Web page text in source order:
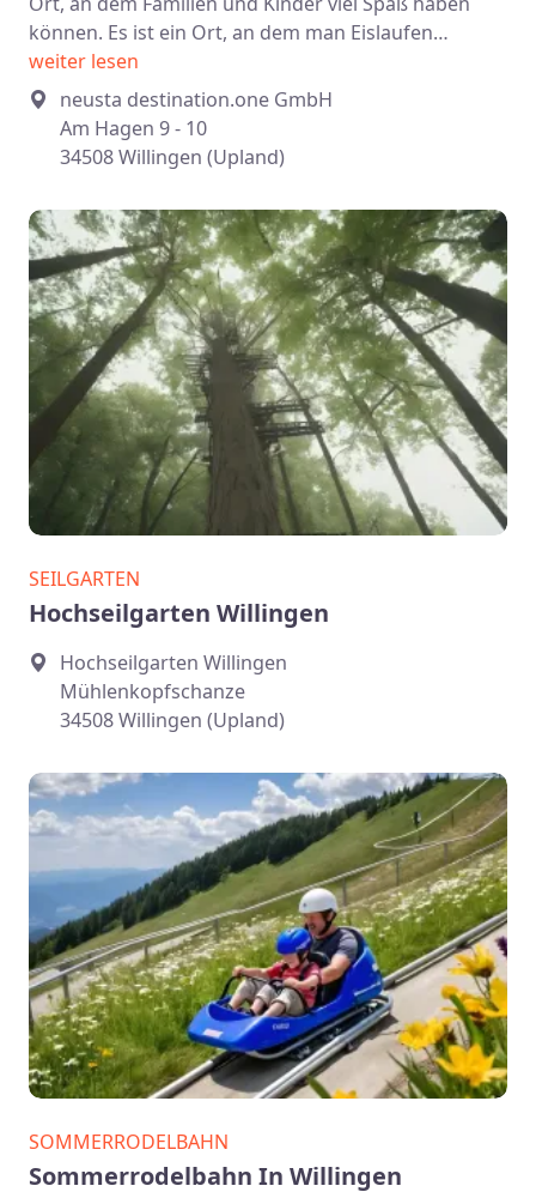
können. Es ist ein Ort, an dem man Eislaufen…
weiter lesen
neusta destination.one GmbH
Am Hagen 9 - 10
34508 Willingen (Upland)
SEILGARTEN
Hochseilgarten Willingen
Hochseilgarten Willingen
Mühlenkopfschanze
34508 Willingen (Upland)
SOMMERRODELBAHN
Sommerrodelbahn In Willingen